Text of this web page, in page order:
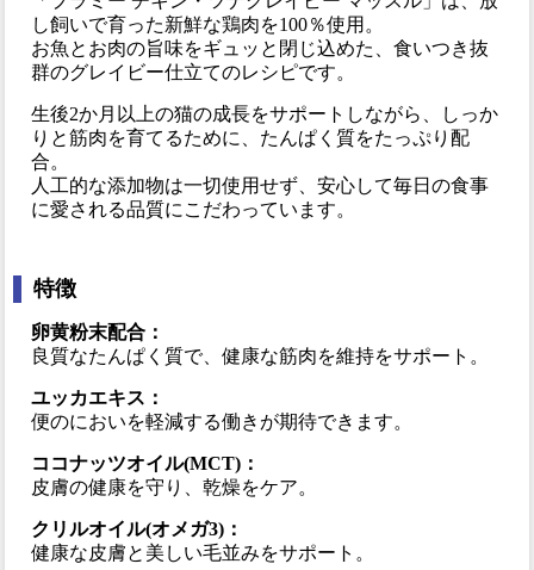
し飼いで育った新鮮な鶏肉を100％使用。
お魚とお肉の旨味をギュッと閉じ込めた、食いつき抜
群のグレイビー仕立てのレシピです。
生後2か月以上の猫の成長をサポートしながら、しっか
りと筋肉を育てるために、たんぱく質をたっぷり配
合。
人工的な添加物は一切使用せず、安心して毎日の食事
に愛される品質にこだわっています。
特徴
卵黄粉末配合：
良質なたんぱく質で、健康な筋肉を維持をサポート。
ユッカエキス：
便のにおいを軽減する働きが期待できます。
ココナッツオイル(MCT)：
皮膚の健康を守り、乾燥をケア。
クリルオイル(オメガ3)：
健康な皮膚と美しい毛並みをサポート。